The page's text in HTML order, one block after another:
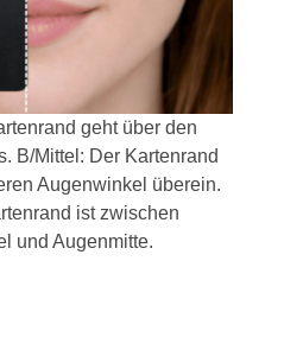
geht über den
B/Mittel: Der Kartenrand
Augenwinkel überein.
ist zwischen
und Augenmitte.